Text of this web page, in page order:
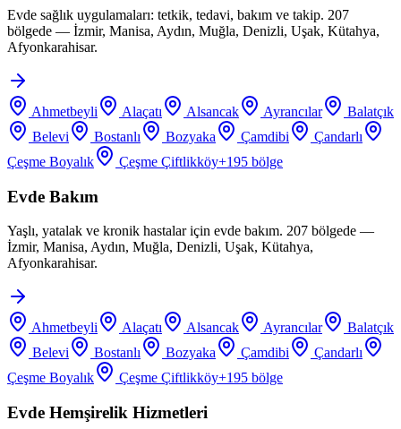
Evde sağlık uygulamaları: tetkik, tedavi, bakım ve takip. 207
bölgede — İzmir, Manisa, Aydın, Muğla, Denizli, Uşak, Kütahya,
Afyonkarahisar.
Ahmetbeyli Alaçatı Alsancak Ayrancılar
Balatçık
Belevi
Bostanlı Bozyaka Çamdibi
Çandarlı
Çeşme Boyalık
Çeşme Çiftlikköy+195 bölge
Evde Bakım
Yaşlı, yatalak ve kronik hastalar için evde bakım. 207 bölgede —
İzmir, Manisa, Aydın, Muğla, Denizli, Uşak, Kütahya,
Afyonkarahisar.
Ahmetbeyli Alaçatı Alsancak Ayrancılar
Balatçık
Belevi
Bostanlı Bozyaka Çamdibi
Çandarlı
Çeşme Boyalık
Çeşme Çiftlikköy+195 bölge
Evde Hemşirelik Hizmetleri